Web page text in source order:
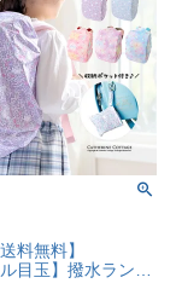
料無料】
校 小学生 レインカバー 雨具 はっ水加工 ゴム 収納袋付き 女の子 YUP12《メール便優先商品》 キャサリンコテージ